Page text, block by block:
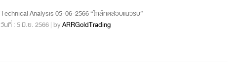
Technical Analysis 05-06-2566 “ใกล้ทดสอบแนวรับ”
วันที่ : 5 มิ.ย. 2566 | byARRGoldTrading